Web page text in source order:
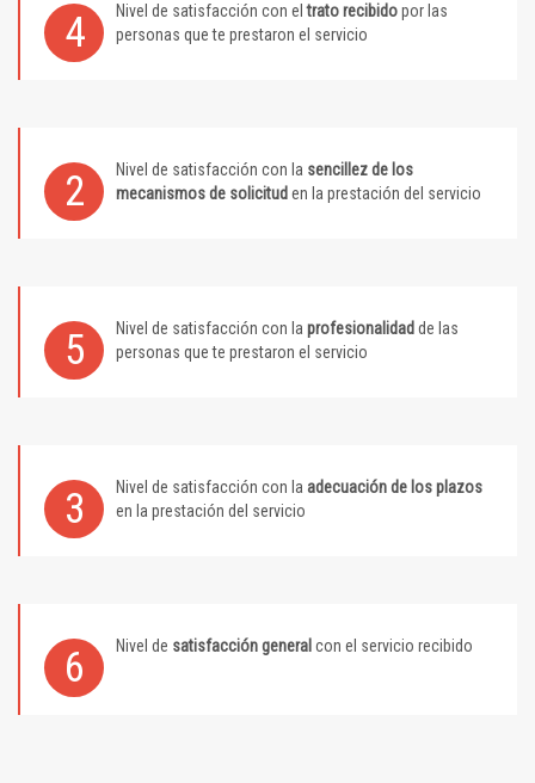
4 Nivel de satisfacción con eltrato recibidopor las
personas que te prestaron el servicio
2 Nivel de satisfacción con la sencillez de los
mecanismos de solicitud en la prestación del servicio
5 Nivel de satisfacción con la profesionalidad de las
personas que te prestaron el servicio
3 Nivel de satisfacción con la adecuación de los plazos
en la prestación del servicio
6 Nivel de satisfacción general con el servicio recibido